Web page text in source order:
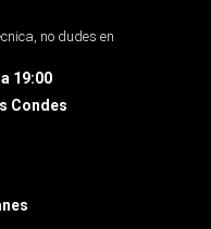
no dudes en
19:00
Condes